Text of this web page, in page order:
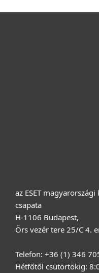
az ESET
csapata
H-1106 Budapest,
Örs vezér tere 25/C 4.
Telefon: +36 (1) 346
Hétfőtől csütörtökig: